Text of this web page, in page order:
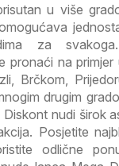
u više
za
pronaći na primjer
Brčkom,
drugim
nudi širok
Posjetite
odlične